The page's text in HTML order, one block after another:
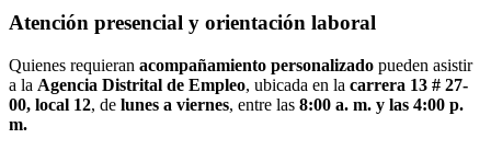
Atención presencial y orientación laboral
Quienes requieran acompañamiento personalizado pueden asistir
a la Agencia Distrital de Empleo, ubicada en la carrera 13 # 27-
00, local 12, de lunes a viernes, entre las 8:00 a. m. y las 4:00 p.
m.